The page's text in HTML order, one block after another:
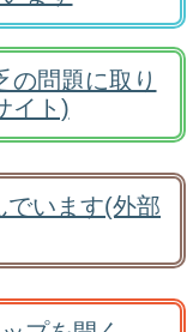
の問題に取り
イト)
でいます(外部